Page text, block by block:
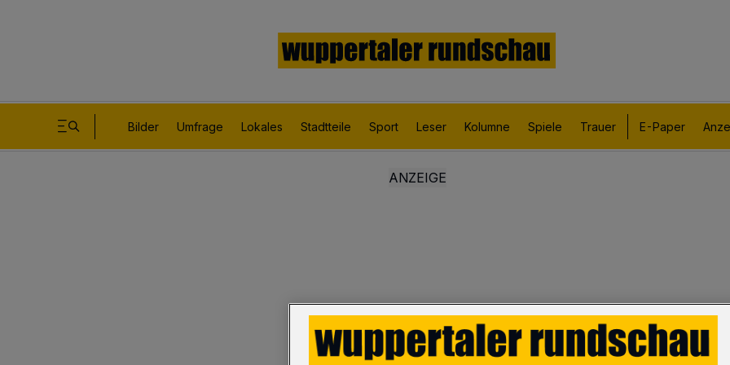
Bilder Umfrage Lokales Stadtteile Sport Leser Kolumne Spiele Trauer E-Paper